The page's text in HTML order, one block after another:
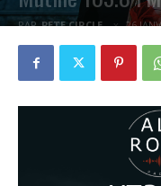
PAR PETE CIRCLE 26